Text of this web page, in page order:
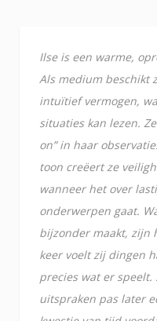
Ilse is een warme,
Als medium beschikt
intuïtief vermogen,
situaties kan lezen.
on” in haar
toon creëert ze
wanneer het over
onderwerpen gaat.
bijzonder maakt, zijn
keer voelt zij dingen
precies wat er
uitspraken pas later